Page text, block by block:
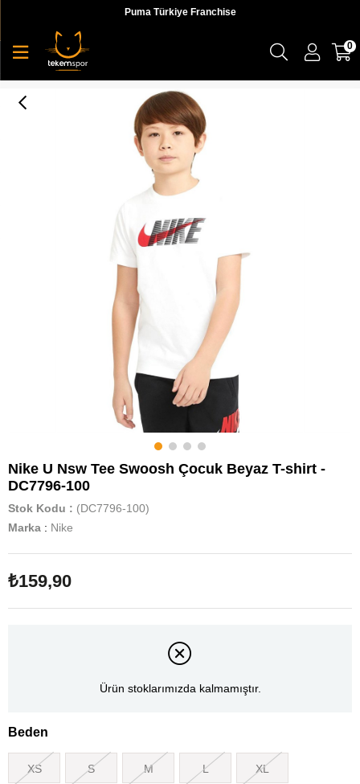
Puma Türkiye Franchise
0
Nike U Nsw Tee Swoosh Çocuk Beyaz T-shirt -
DC7796-100
Stok Kodu
(DC7796-100)
Marka : Nike
₺159,90
Ürün stoklarımızda kalmamıştır.
Beden
XS S M L XL